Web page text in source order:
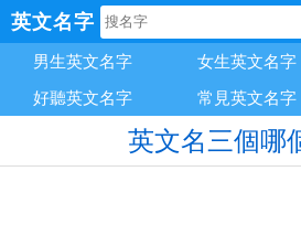
英文名字
男生英文名字 女生英文名字
好聽英文名字
常見英文名字
英文名三個哪